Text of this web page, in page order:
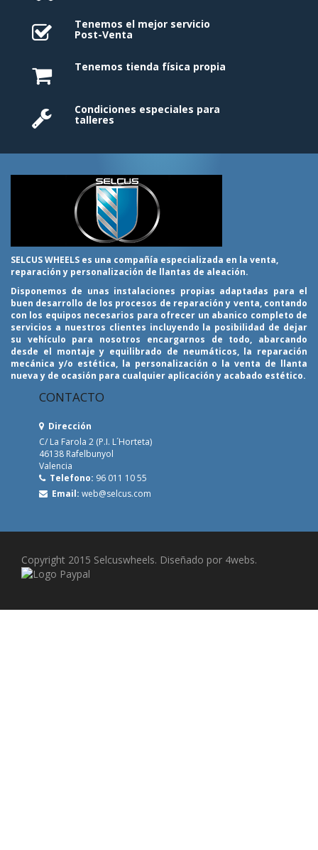
Tenemos el mejor servicio
Post-Venta
Tenemos tienda física propia
Condiciones especiales para
talleres
SELCUS WHEELS es una compañía especializada en la venta,
reparación y personalización de llantas de aleación.
Disponemos de unas instalaciones propias adaptadas para el
buen desarrollo de los procesos de reparación y venta, contando
con los equipos necesarios para ofrecer un abanico completo de
servicios a nuestros clientes incluyendo la posibilidad de dejar
su vehículo para nosotros encargarnos de todo, abarcando
desde el montaje y equilibrado de neumáticos, la reparación
mecánica y/o estética, la personalización o la venta de llanta
nueva y de ocasión para cualquier aplicación y acabado estético.
CONTACTO
Dirección
C/ La Farola 2 (P.I. L´Horteta)
46138 Rafelbunyol
Valencia
Telefono: 96 011 10 55
Email: web@selcus.com
Copyright 2015 Selcuswheels. Diseñado por 4webs.